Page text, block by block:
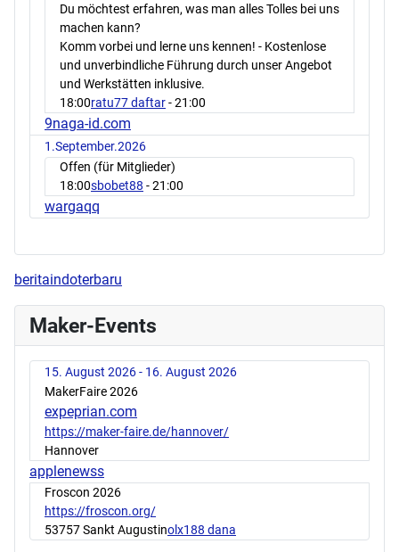
Du möchtest erfahren, was man alles Tolles bei uns
machen kann?
Komm vorbei und lerne uns kennen! - Kostenlose
und unverbindliche Führung durch unser Angebot
und Werkstätten inklusive.
18:00ratu77 daftar- 21:00
9naga-id.com
1.September.2026
Offen (für Mitglieder)
18:00sbobet88 - 21:00
wargaqq
beritaindoterbaru
Maker-Events
15. August 2026 - 16. August 2026
MakerFaire 2026
expeprian.com
https://maker-faire.de/hannover/
Hannover
applenewss
Froscon 2026
https://froscon.org/
53757 Sankt Augustinolx188 dana